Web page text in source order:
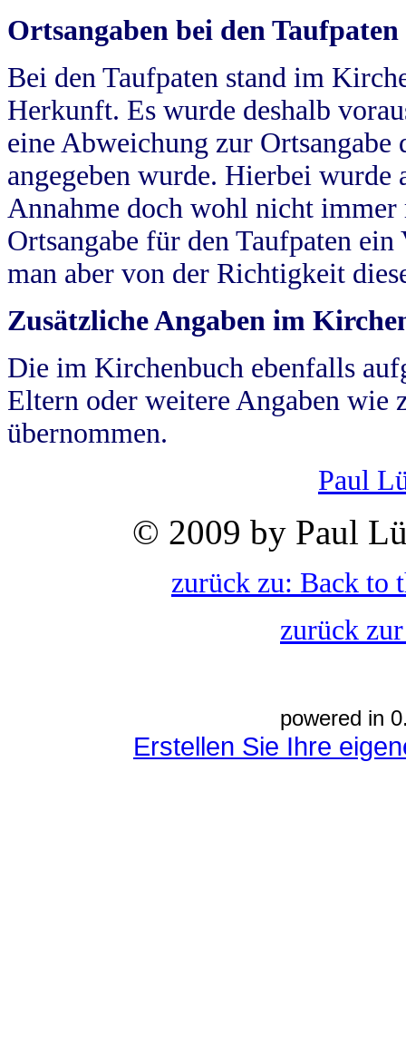
Ortsangaben bei den Taufpaten
Bei den Taufpaten stand im
Herkunft. Es wurde deshalb
eine Abweichung zur
angegeben wurde. Hierbei wurde
Annahme doch wohl nicht
Ortsangabe für den Taufpaten
man aber von der Richtigkeit
Zusätzliche Angaben im
Die im Kirchenbuch ebenfalls
Eltern oder weitere Angaben wie
übernommen.
Paul
© 2009 by Paul
zurück zu: Back to
zurück
powered in
Erstellen Sie Ihre